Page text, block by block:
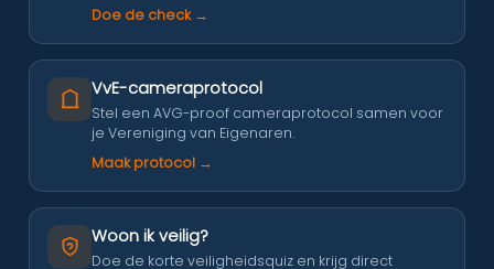
Doe de check →
VvE-cameraprotocol
Stel een AVG-proof cameraprotocol samen voor
je Vereniging van Eigenaren.
Maak protocol →
Woon ik veilig?
Doe de korte veiligheidsquiz en krijg direct